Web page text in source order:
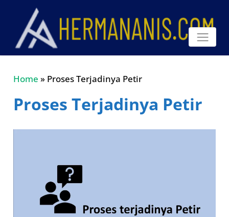
Home » Proses Terjadinya Petir
Proses Terjadinya Petir